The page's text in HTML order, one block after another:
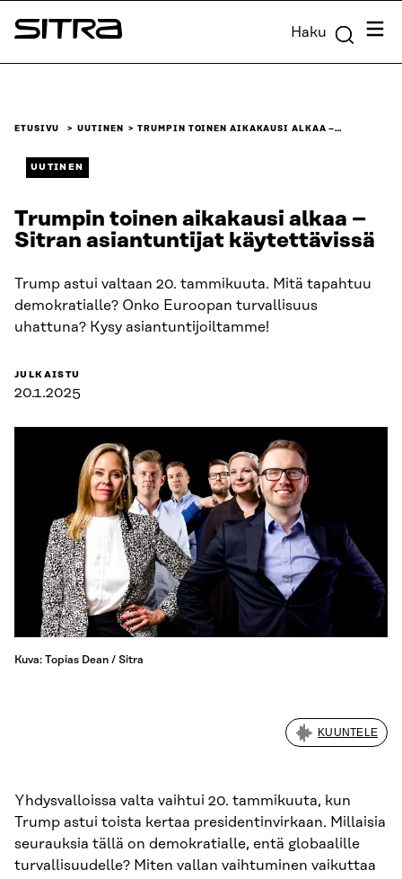
Siirry
suoraan
Sitra Haku
ETUSIVU UUTINEN TRUMPIN TOINEN AIKAKAUSI ALKAA –…
UUTINEN
Trumpin toinen aikakausi alkaa –
Sitran asiantuntijat käytettävissä
Trump astui valtaan 20. tammikuuta. Mitä tapahtuu
demokratialle? Onko Euroopan turvallisuus
uhattuna? Kysy asiantuntijoiltamme!
JULKAISTU
20.1.2025
Kuva: Topias Dean / Sitra
KUUNTELE
Yhdysvalloissa valta vaihtui 20. tammikuuta, kun
Trump astui toista kertaa presidentinvirkaan. Millaisia
seurauksia tällä on demokratialle, entä globaalille
turvallisuudelle? Miten vallan vaihtuminen vaikuttaa